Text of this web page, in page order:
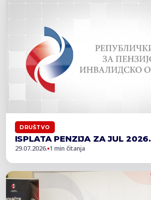
DRUŠTVO
ISPLATA PENZIJA ZA JUL 2026.
29.07.2026. 1 min čitanja